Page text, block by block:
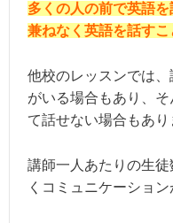
多くの人の前で英語
兼ねなく英語を話すこ
他校のレッスンでは
がいる場合もあり、
て話せない場合もあ
講師一人あたりの生
くコミュニケーション